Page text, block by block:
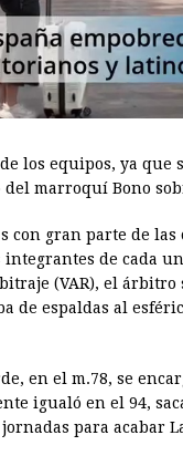
los equipos, ya que
marroquí Bono
con gran parte de
de cada
(VAR), el árbitro
de espaldas al
en el m.78, se
igualó en el 94,
para acabar